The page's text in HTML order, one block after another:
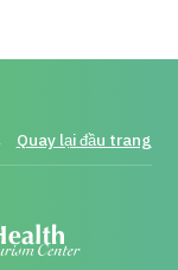
Quay lại đầu trang